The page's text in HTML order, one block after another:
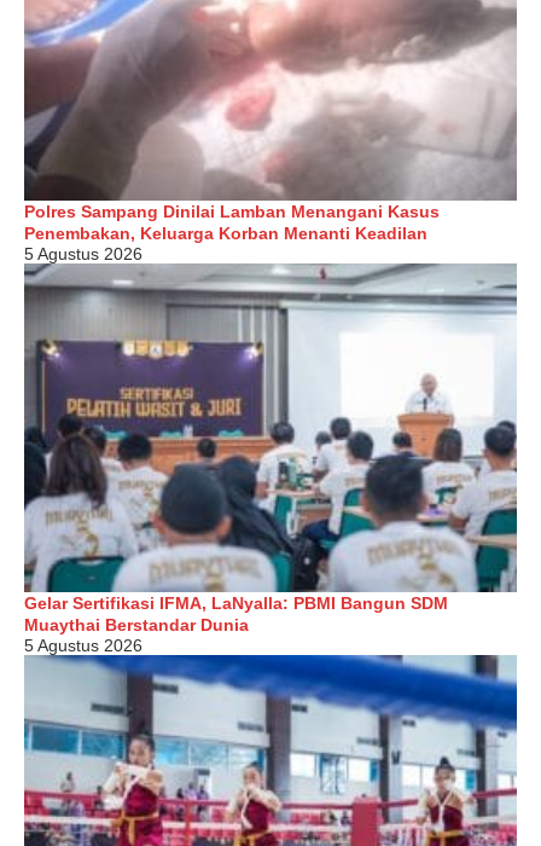
Polres Sampang Dinilai Lamban Menangani Kasus
Penembakan, Keluarga Korban Menanti Keadilan
5 Agustus 2026
Gelar Sertifikasi IFMA, LaNyalla: PBMI Bangun SDM
Muaythai Berstandar Dunia
5 Agustus 2026